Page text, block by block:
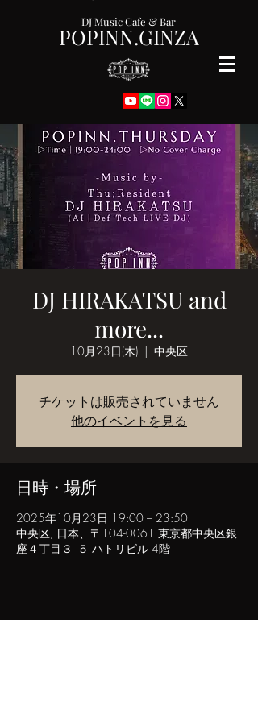
POPINN.GINZA
DJ Music Cafe & Bar
DJ HIRAKATSU and
more...
10月23日(木)
  |
中央区
チケットは販売されていません
他のイベントを見る
日時・場所
2025年10月23日 19:00 – 23:50
中央区, 日本、〒104-0061 東京都中央区銀
座４丁目３−５ ハトリビル 4階